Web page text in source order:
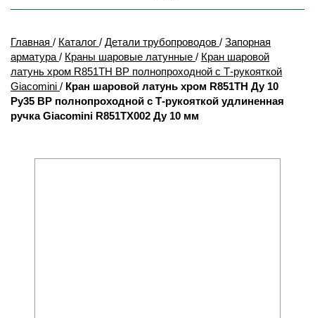
Главная / Каталог / Детали трубопроводов / Запорная
арматура / Краны шаровые латунные / Кран шаровой
латунь хром R851TH ВР полнопроходной с Т-рукояткой
Giacomini / Кран шаровой латунь хром R851TH Ду 10
Ру35 ВР полнопроходной с Т-рукояткой удлиненная
ручка Giacomini R851TX002 Ду 10 мм